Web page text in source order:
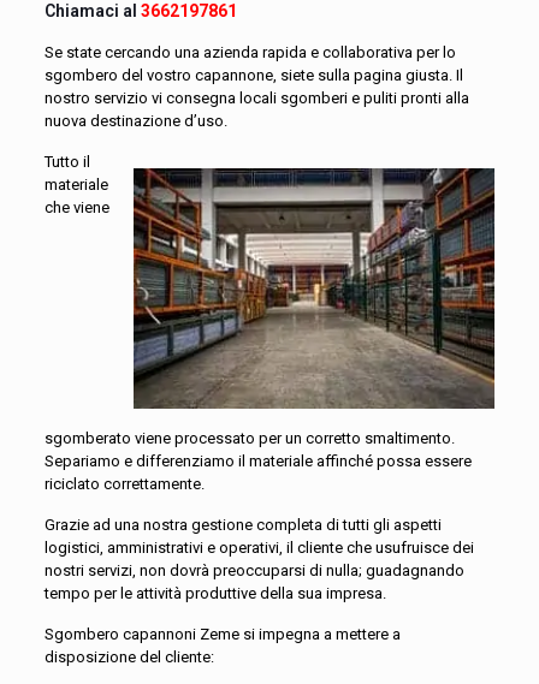
Chiamaci al 3662197861
Se state cercando una azienda rapida e collaborativa per lo
sgombero del vostro capannone, siete sulla pagina giusta. Il
nostro servizio vi consegna locali sgomberi e puliti pronti alla
nuova destinazione d’uso.
Tutto il
materiale
che viene
sgomberato viene processato per un corretto smaltimento.
Separiamo e differenziamo il materiale affinché possa essere
riciclato correttamente.
Grazie ad una nostra gestione completa di tutti gli aspetti
logistici, amministrativi e operativi, il cliente che usufruisce dei
nostri servizi, non dovrà preoccuparsi di nulla; guadagnando
tempo per le attività produttive della sua impresa.
Sgombero capannoni Zeme si impegna a mettere a
disposizione del cliente: